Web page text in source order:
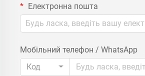
Електронна пошта
Мобільний телефон / WhatsApp
Код